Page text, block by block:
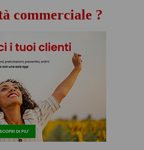
commerciale ?